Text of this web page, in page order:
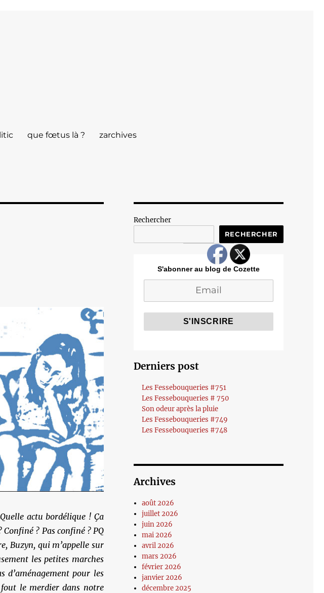
que fœtus là ? zarchives
actu bordélique ! Ça
? Pas confiné ? PQ
Buzyn, qui m’appelle sur
les petites marches
d’aménagement pour les
le merdier dans notre
Rechercher
RECHERCHER
S'abonner au blog de Cozette
Derniers post
Les Fessebouqueries #751
Les Fessebouqueries # 750
Son odeur après la pluie
Les Fessebouqueries #749
Les Fessebouqueries #748
Archives
août 2026
juillet 2026
juin 2026
mai 2026
avril 2026
mars 2026
février 2026
janvier 2026
décembre 2025